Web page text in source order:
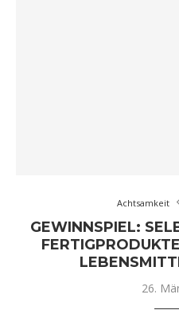
Achtsamkeit
GEWINNSPIEL:
26.